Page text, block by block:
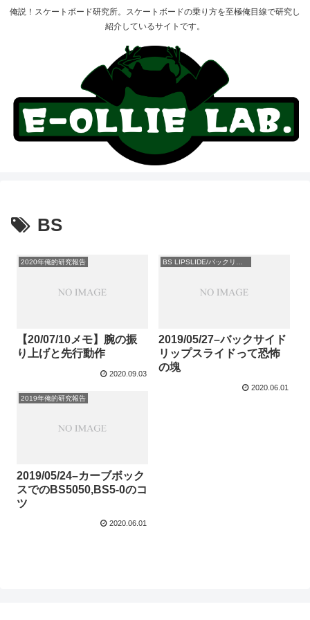
俺説！スケートボード研究所。スケートボードの乗り方を至極俺目線で研究し
紹介しているサイトです。
BS
2020年俺的研究報告
【20/07/10メモ】腕の振
り上げと先行動作
2020.09.03
BS LIPSLIDE/バックリップ
2019/05/27–バックサイド
リップスライドって恐怖
の塊
2020.06.01
2019年俺的研究報告
2019/05/24–カーブボック
スでのBS5050,BS5-0のコ
ツ
2020.06.01